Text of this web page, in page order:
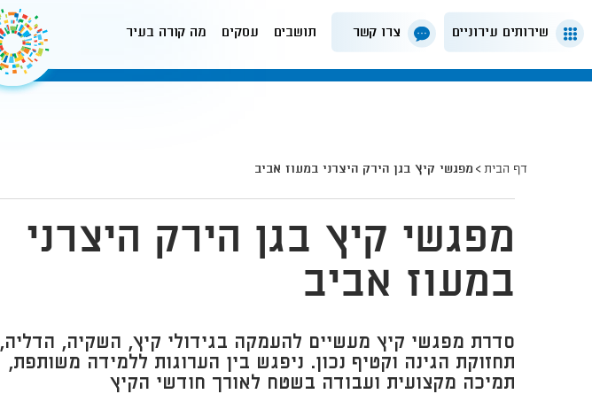
שירותים עירוניים צרו קשר תושבים עסקים מה קורה בעיר
דף הבית מפגשי קיץ בגן הירק היצרני במעוז אביב
מפגשי קיץ בגן הירק היצרני
במעוז אביב
סדרת מפגשי קיץ מעשיים להעמקה בגידולי קיץ, השקיה, הדליה,
תחזוקת הגינה וקטיף נכון. ניפגש בין הערוגות ללמידה משותפת,
תמיכה מקצועית ועבודה בשטח לאורך חודשי הקיץ